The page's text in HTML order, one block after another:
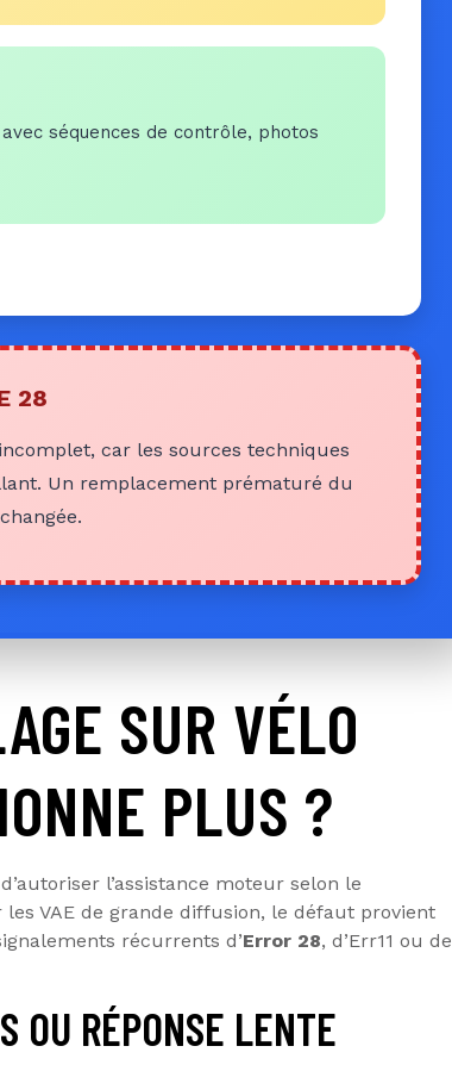
avec séquences de contrôle, photos
28
car les sources techniques
Un remplacement prématuré du
SUR VÉLO
PLUS ?
l’assistance moteur selon le
VAE de grande diffusion, le défaut provient
récurrents d’Error 28, d’Err11 ou de
OU RÉPONSE LENTE